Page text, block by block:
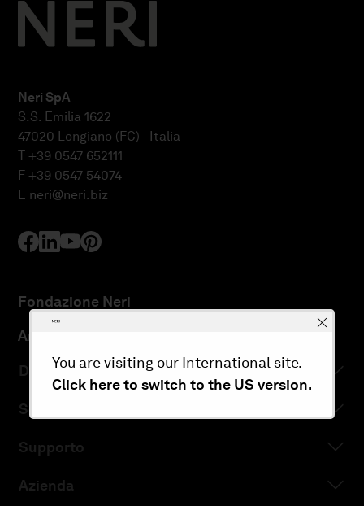
Neri SpA
S.S. Emilia 1622
47020 Longiano (FC) - Italia
T +39 0547 652111
F +39 0547 54074
E neri@neri.biz
Fondazione Neri
Arredo & Città
Download
Servizi
Supporto
Azienda
You are visiting our International site.
Click here to switch to the US version.